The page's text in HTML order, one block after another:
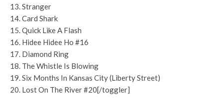
13. Stranger
14. Card Shark
15. Quick Like A Flash
16. Hidee Hidee Ho #16
17. Diamond Ring
18. The Whistle Is Blowing
19. Six Months In Kansas City (Liberty Street)
20. Lost On The River #20[/toggler]